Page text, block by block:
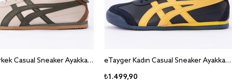
eTayger Erkek Casual Sneaker Ayakkabı E-2061
eTayger Kadın Casual Sneaker Ayakkabı E-2014
₺1.499,90